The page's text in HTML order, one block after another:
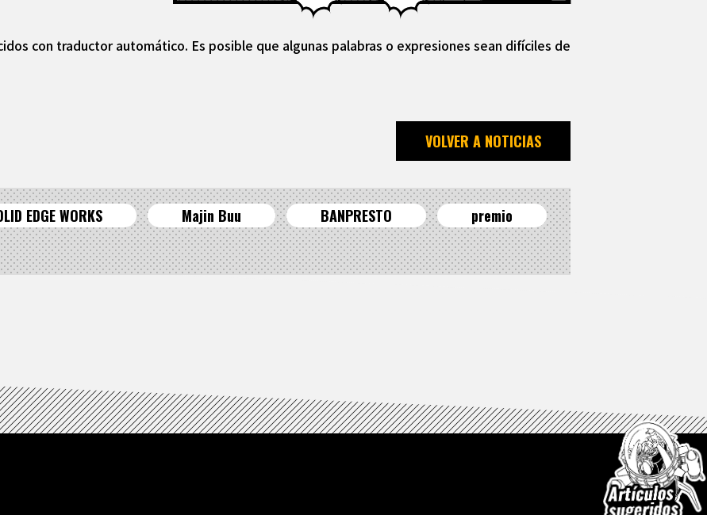
con traductor automático. Es posible que algunas palabras o expresiones sean difíciles de
VOLVER A NOTICIAS
EDGE WORKS Majin Buu BANPRESTO
premio